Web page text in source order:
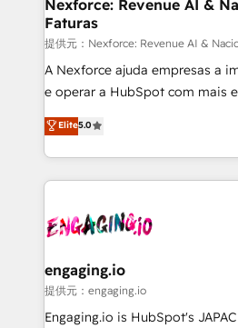
objects, automations, and
growth. 🚀 AI-Driven GTM Orchestration Unify
HubSpot with LinkedIn,
media, and AI voice to drive pipeline. 🤖
prospecting, follow-ups, service
knowledge retrieval—built in HubSpot. ⚡
advanced optimization & adoption 📍 São
• Des Moines, IA • New York, NY
Nexforce: Revenue AI &
Faturas
提供元：Nexforce: Revenue AI &
A Nexforce ajuda empresas a
e operar a HubSpot com mais
previsibilidade de receita. Combinamos Revenue
Operations (RevOps) e
estruturar processos integrar
dados e automatizar
operacional de receita
Também somos distribuidores
e de mais de 150 softwares
contratar e pagar a HubSpot
Elite5.0
engaging.io
提供元：engaging.io
Engaging.io is HubSpot's